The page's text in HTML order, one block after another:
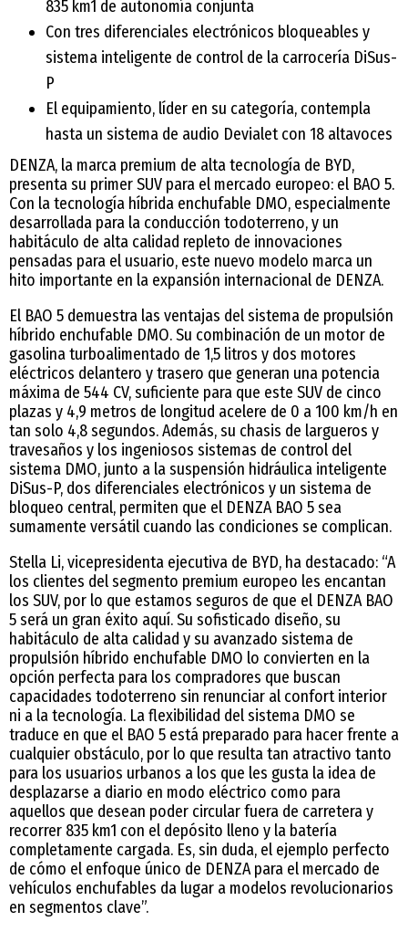
835 km1 de autonomía conjunta
Con tres diferenciales electrónicos bloqueables y
sistema inteligente de control de la carrocería DiSus-
P
El equipamiento, líder en su categoría, contempla
hasta un sistema de audio Devialet con 18 altavoces
DENZA, la marca premium de alta tecnología de BYD,
presenta su primer SUV para el mercado europeo: el BAO 5.
Con la tecnología híbrida enchufable DMO, especialmente
desarrollada para la conducción todoterreno, y un
habitáculo de alta calidad repleto de innovaciones
pensadas para el usuario, este nuevo modelo marca un
hito importante en la expansión internacional de DENZA.
El BAO 5 demuestra las ventajas del sistema de propulsión
híbrido enchufable DMO. Su combinación de un motor de
gasolina turboalimentado de 1,5 litros y dos motores
eléctricos delantero y trasero que generan una potencia
máxima de 544 CV, suficiente para que este SUV de cinco
plazas y 4,9 metros de longitud acelere de 0 a 100 km/h en
tan solo 4,8 segundos. Además, su chasis de largueros y
travesaños y los ingeniosos sistemas de control del
sistema DMO, junto a la suspensión hidráulica inteligente
DiSus-P, dos diferenciales electrónicos y un sistema de
bloqueo central, permiten que el DENZA BAO 5 sea
sumamente versátil cuando las condiciones se complican.
Stella Li, vicepresidenta ejecutiva de BYD, ha destacado: “A
los clientes del segmento premium europeo les encantan
los SUV, por lo que estamos seguros de que el DENZA BAO
5 será un gran éxito aquí. Su sofisticado diseño, su
habitáculo de alta calidad y su avanzado sistema de
propulsión híbrido enchufable DMO lo convierten en la
opción perfecta para los compradores que buscan
capacidades todoterreno sin renunciar al confort interior
ni a la tecnología. La flexibilidad del sistema DMO se
traduce en que el BAO 5 está preparado para hacer frente a
cualquier obstáculo, por lo que resulta tan atractivo tanto
para los usuarios urbanos a los que les gusta la idea de
desplazarse a diario en modo eléctrico como para
aquellos que desean poder circular fuera de carretera y
recorrer 835 km1 con el depósito lleno y la batería
completamente cargada. Es, sin duda, el ejemplo perfecto
de cómo el enfoque único de DENZA para el mercado de
vehículos enchufables da lugar a modelos revolucionarios
en segmentos clave”.